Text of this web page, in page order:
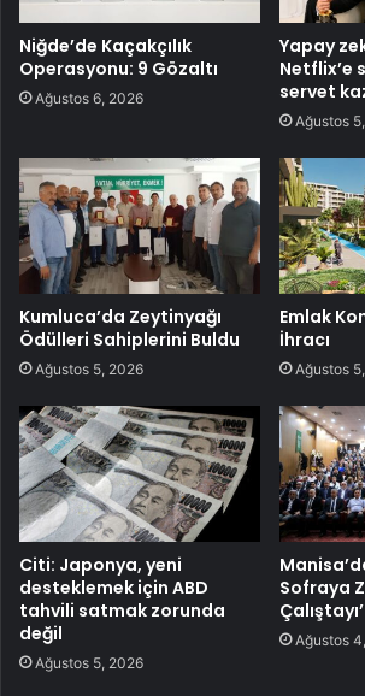
Niğde’de Kaçakçılık
Operasyonu: 9 Gözaltı
Ağustos 6, 2026
Yapay
Netflix’e
servet
Ağustos
Kumluca’da Zeytinyağı
Ödülleri Sahiplerini Buldu
Ağustos 5, 2026
Emlak
İhracı
Ağustos
Citi: Japonya, yeni
desteklemek için ABD
tahvili satmak zorunda
değil
Ağustos 5, 2026
Sofraya
Ağustos